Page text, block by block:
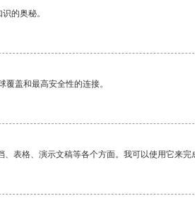
的奥秘。
盖和最高安全性的连接。
表格、演示文稿等各个方面。我可以使用它来完